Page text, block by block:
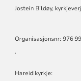
Jostein Bildøy,
Organisasjonsnr: 976
.
Hareid kyrkje: